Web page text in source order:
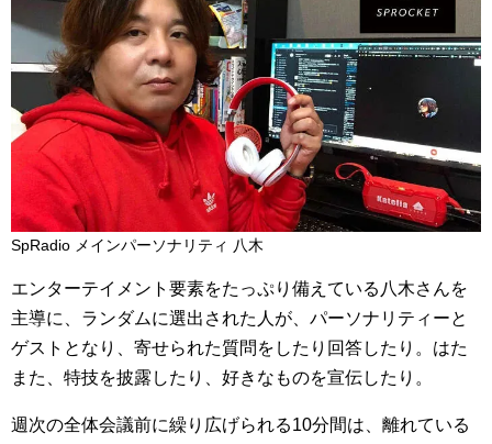
SpRadio メインパーソナリティ 八木
エンターテイメント要素をたっぷり備えている八木さんを
主導に、ランダムに選出された人が、パーソナリティーと
ゲストとなり、寄せられた質問をしたり回答したり。はた
また、特技を披露したり、好きなものを宣伝したり。
週次の全体会議前に繰り広げられる10分間は、離れている